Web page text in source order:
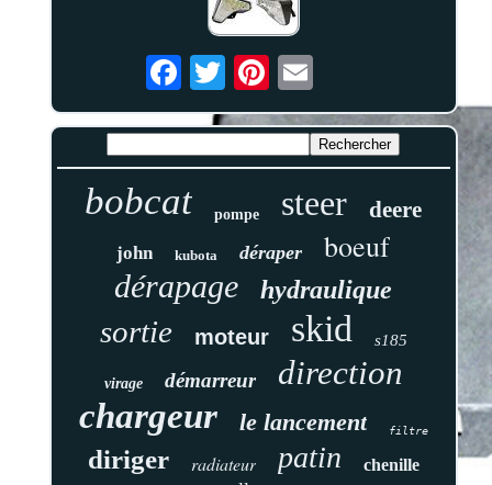
bobcat pompe steer deere
john kubota déraper boeuf
dérapage hydraulique
sortie moteur skid s185
virage démarreur direction
chargeur le lancement filtre
diriger radiateur patin chenille